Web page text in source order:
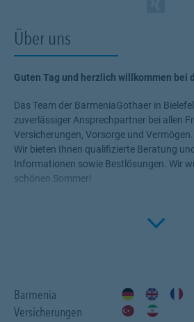
Über uns
Guten Tag und herzlich willkommen bei
Das Team der BarmeniaGothaer in
zuverlässiger Ansprechpartner bei allen
Versicherungen, Vorsorge und Vermögen.
Wir bieten Ihnen qualifizierte Beratung
Informationen sowie Bestlösungen. Wir
schönen Sommer!
Was wir wollen: Das Sie zufrieden
kommen.
Barmenia
Versicherungen